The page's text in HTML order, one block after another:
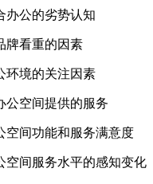
办公的劣势认知
牌看重的因素
环境的关注因素
公空间提供的服务
空间功能和服务满意度
空间服务水平的感知变化